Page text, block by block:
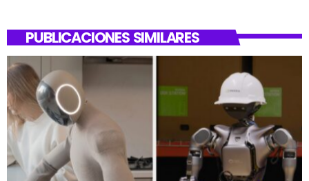
PUBLICACIONES SIMILARES